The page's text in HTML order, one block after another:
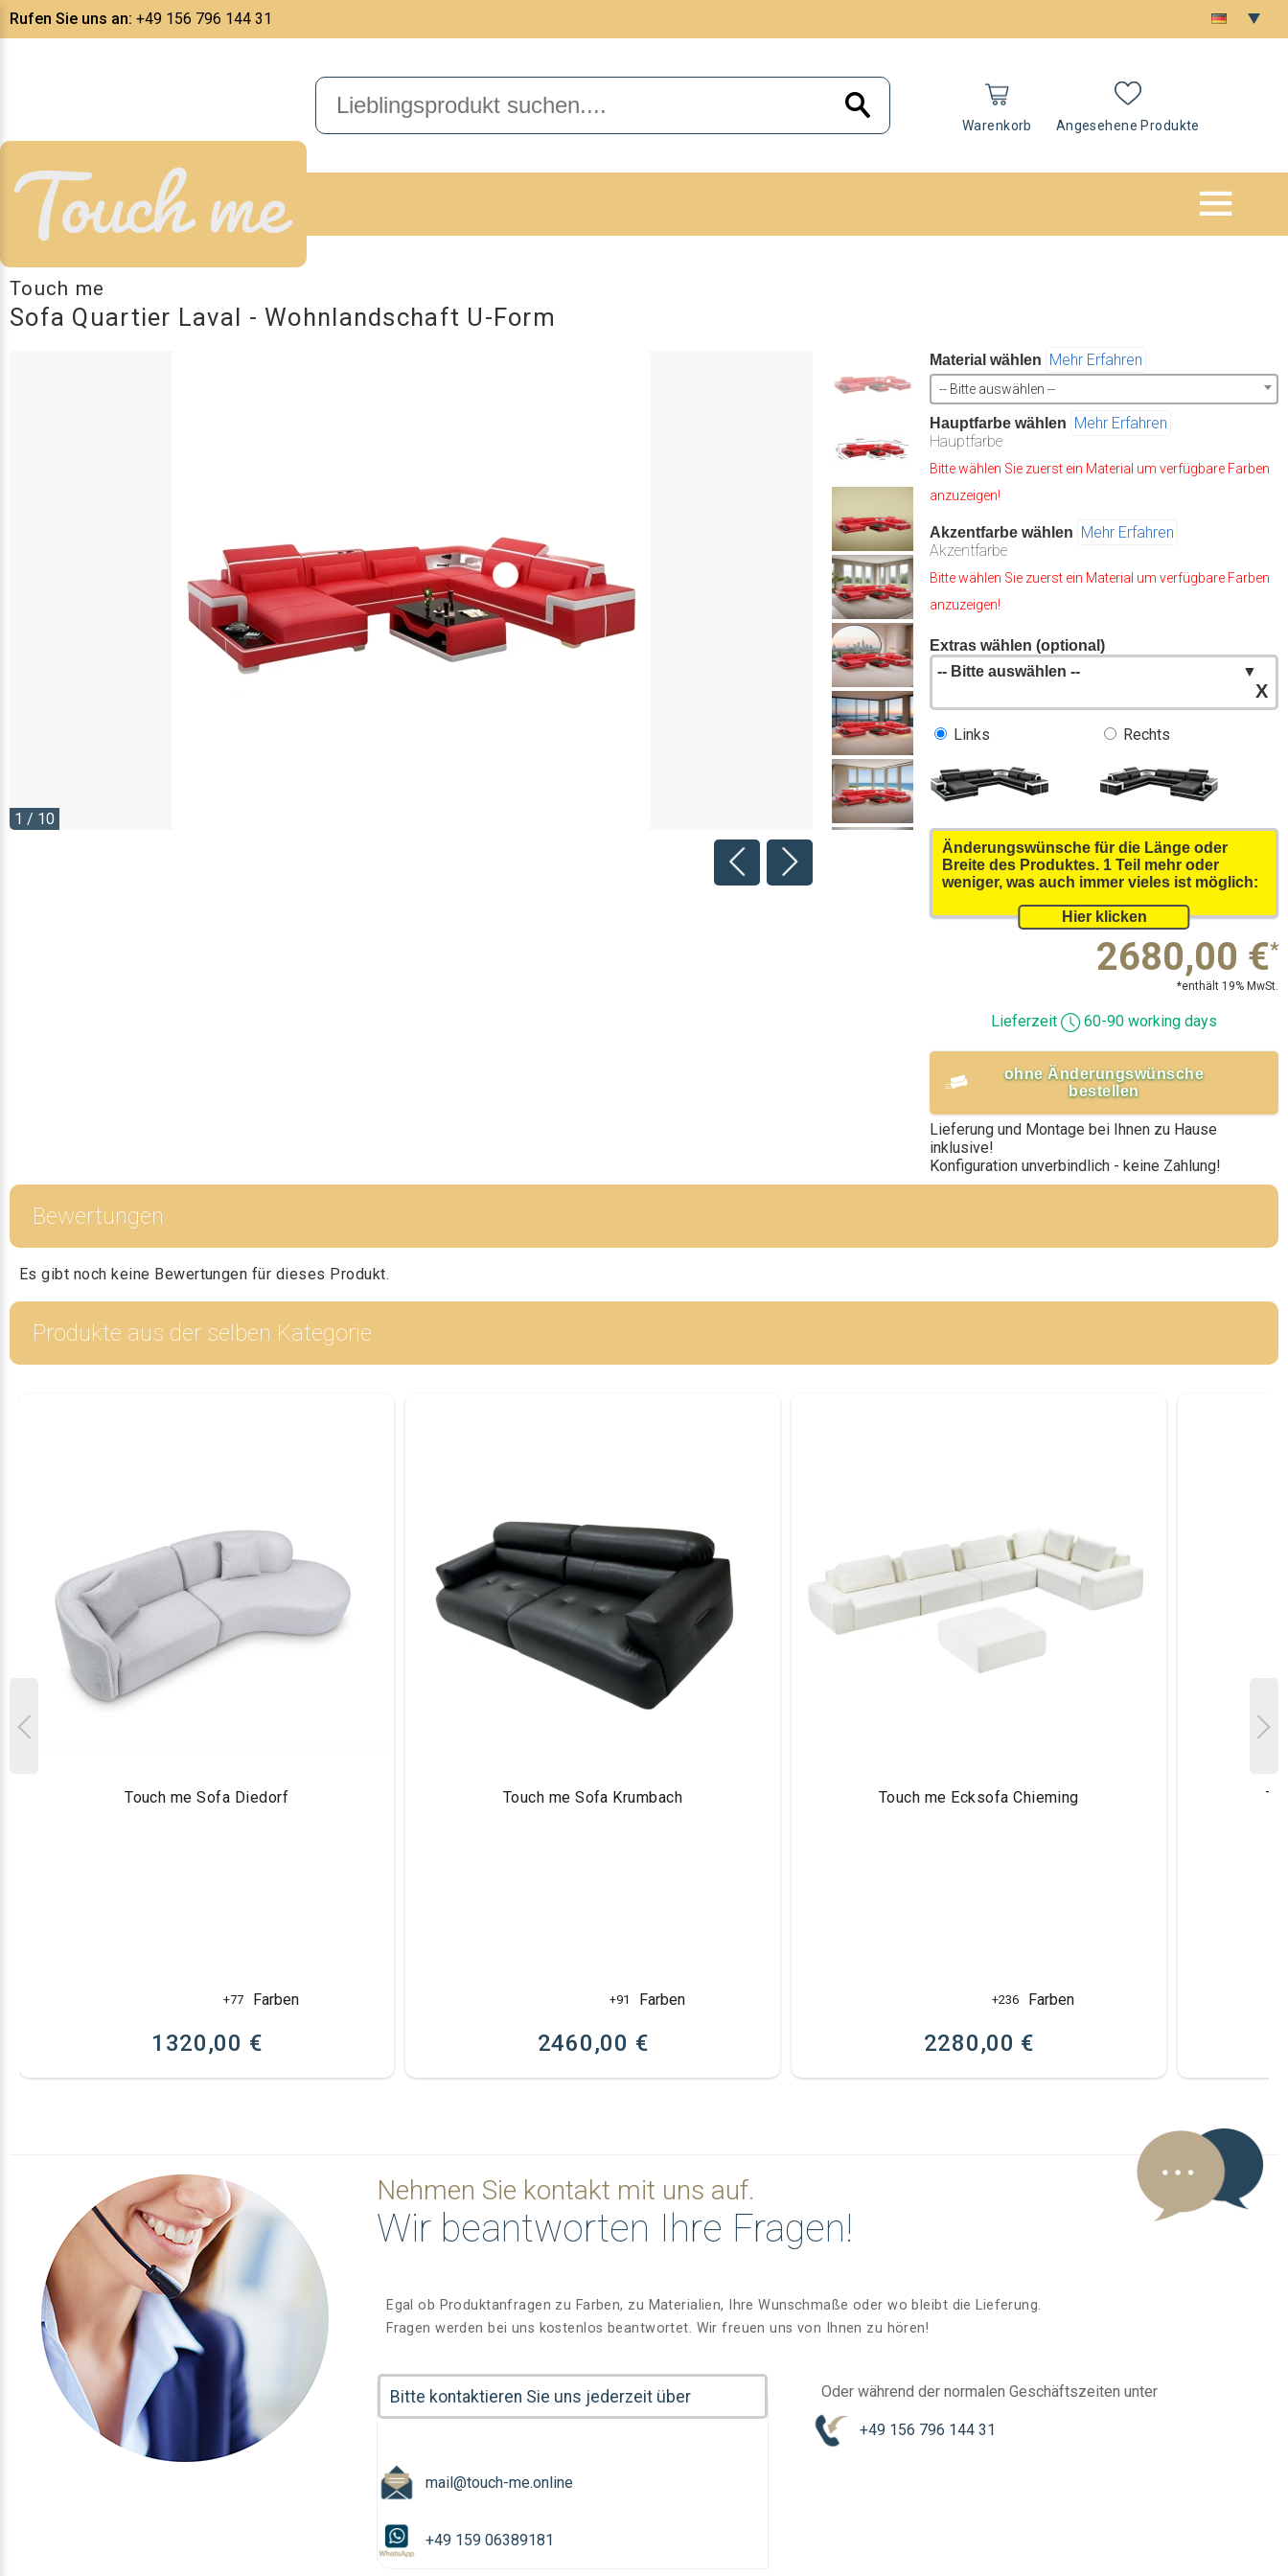
Rufen Sie uns an: +49 156 796 144 31
Warenkorb Angesehene Produkte
Touch me
Sofa Quartier Laval - Wohnlandschaft U-Form
1 / 10
Material wählen Mehr Erfahren
-- Bitte auswählen --
Hauptfarbe wählen Mehr Erfahren
Hauptfarbe
Bitte wählen Sie zuerst ein Material um verfügbare Farben
anzuzeigen!
Akzentfarbe wählen Mehr Erfahren
Akzentfarbe
Bitte wählen Sie zuerst ein Material um verfügbare Farben
anzuzeigen!
Extras wählen (optional)
-- Bitte auswählen --
▼
X
Links Rechts
Änderungswünsche für die Länge oder
Breite des Produktes. 1 Teil mehr oder
weniger, was auch immer vieles ist möglich:
2680,00 €*
*enthält 19% MwSt.
Lieferzeit 60-90 working days
ohne Änderungswünsche
bestellen
Lieferung und Montage bei Ihnen zu Hause
inklusive!
Konfiguration unverbindlich - keine Zahlung!
Bewertungen
Es gibt noch keine Bewertungen für dieses Produkt.
Produkte aus der selben Kategorie
Touch me Sofa Diedorf
+77 Farben
1320,00 €
Touch me Sofa Krumbach
+91 Farben
2460,00 €
Touch me Ecksofa Chieming
+236 Farben
2280,00 €
Nehmen Sie kontakt mit uns auf.
Wir beantworten Ihre Fragen!
Egal ob Produktanfragen zu Farben, zu Materialien, Ihre Wunschmaße oder wo bleibt die Lieferung.
Fragen werden bei uns kostenlos beantwortet. Wir freuen uns von Ihnen zu hören!
Bitte kontaktieren Sie uns jederzeit über
mail@touch-me.online
+49 159 06389181
Oder während der normalen Geschäftszeiten unter
+49 156 796 144 31